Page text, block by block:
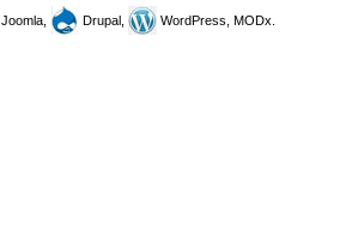
Joomla, Drupal, WordPress, MODx.